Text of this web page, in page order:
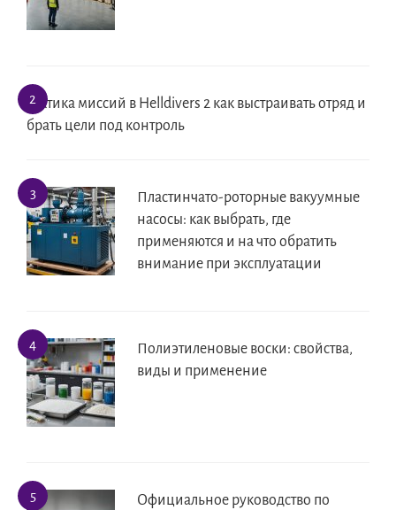
Тактика миссий в Helldivers 2 как выстраивать отряд и
брать цели под контроль
Пластинчато-роторные вакуумные
насосы: как выбрать, где
применяются и на что обратить
внимание при эксплуатации
Полиэтиленовые воски: свойства,
виды и применение
Официальное руководство по